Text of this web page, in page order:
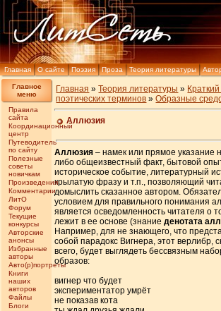
Главная О сайте Поэзия Проза Теория литературы
Главное
меню
Правила
сайта
Координационный
центр
Путеводитель
по сайту
Полезные
советы
новичкам
Произведения
Комментарии
ЛитО
Форум
Текущие
конкурсы
Авторские
анонсы
Избранные
авторы
Авто(р)портреты
Книги
наших
авторов
Файлы
Блоги
Главная »Теория литературы »
поэтических терминов »Образные
Аллюзия
Аллюзия – намек или прямое указание
либо общеизвестный факт, бытовой
историческое событие, литературный
крылатую фразу и т.п., позволяющий
домыслить сказанное автором.
условием для правильного понимания
является осведомленность читателя о
лежит в ее основе (знаниеденотата
Например, для не знающего, что
собой парадокс Вигнера, этот верлибр,
всего, будет выглядеть бессвязным
образов:
вигнер что будет
экспериментатор умрёт
не показав кота